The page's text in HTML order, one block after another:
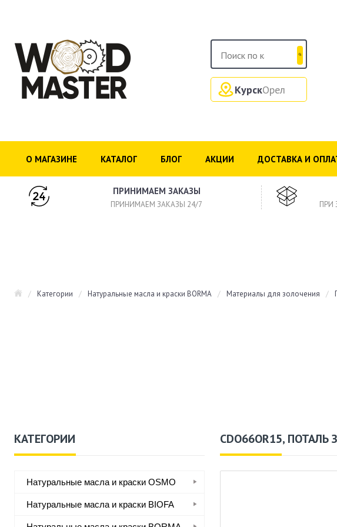
КурскОрел
О МАГАЗИНЕ КАТАЛОГ БЛОГ АКЦИИ ДОСТАВКА И
ПРИНИМАЕМ ЗАКАЗЫ
ПРИНИМАЕМ ЗАКАЗЫ 24/7 ПРИ
/ Категории / Натуральные масла и краски BORMA / Материалы для золочения /
КАТЕГОРИИ
Натуральные масла и краски OSMO
Натуральные масла и краски BIOFA
CDO66OR15,